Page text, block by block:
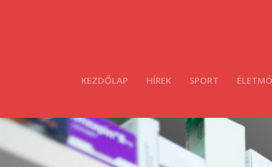
KEZDŐLAP HÍREK SPORT